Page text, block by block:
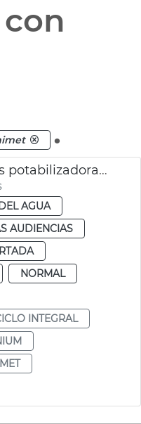
.
obras conexión plantas potabilizadoras suministro agua potable València
AGUA
AUDIENCIAS
NORMAL
INTEGRAL